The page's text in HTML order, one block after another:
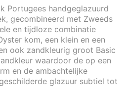
Portugees handgeglazuurd
gecombineerd met Zweeds
en tijdloze combinatie
kom, een klein en een
ook zandkleurig groot Basic
waardoor de op een
en de ambachtelijke
glazuur subtiel tot